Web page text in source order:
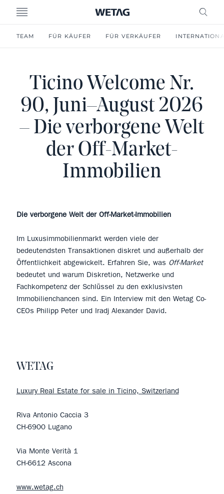
MENU
TEAM FÜR KÄUFER FÜR VERKÄUFER
Ticino Welcome Nr.
90, Juni–August 2026
– Die verborgene Welt
der Off-Market-
Immobilien
Die verborgene Welt der Off-Market-Immobilien
Im Luxusimmobilienmarkt werden viele der
bedeutendsten Transaktionen diskret und außerhalb der
Öffentlichkeit abgewickelt. Erfahren Sie, was Off-Market
bedeutet und warum Diskretion, Netzwerke und
Fachkompetenz der Schlüssel zu den exklusivsten
Immobilienchancen sind. Ein Interview mit den Wetag Co-
CEOs Philipp Peter und Iradj Alexander David.
WETAG
Luxury Real Estate for sale in Ticino, Switzerland
Riva Antonio Caccia 3
CH-6900 Lugano
Via Monte Verità 1
CH-6612 Ascona
www.wetag.ch